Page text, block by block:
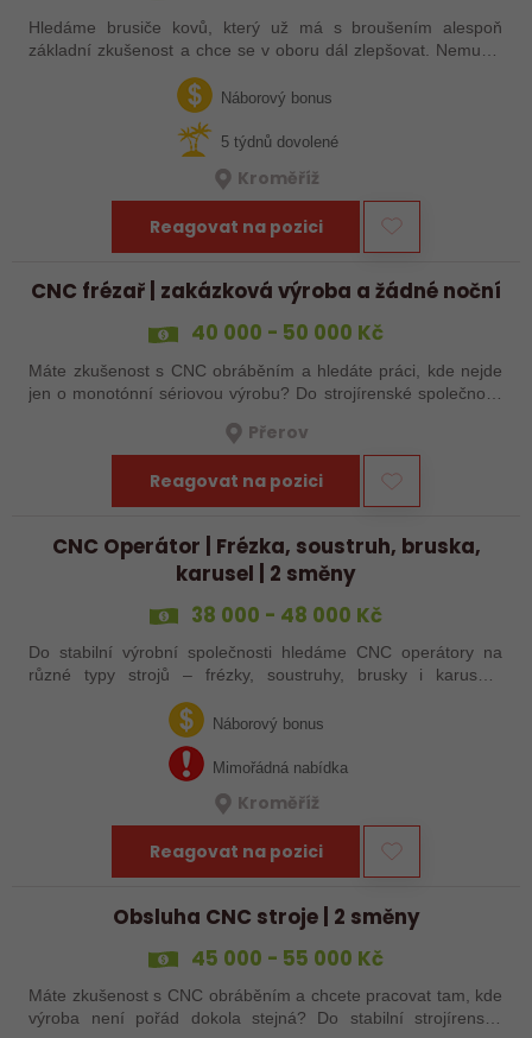
Hledáme brusiče kovů, který už má s broušením alespoň
základní zkušenost a chce se v oboru dál zlepšovat. Nemusíš
abys už někdy pracoval…Náborový bonus
5 týdnů dovolené
Kroměříž
Reagovat na pozici
CNC frézař | zakázková výroba a žádné noční
40 000 - 50 000 Kč
Máte zkušenost s CNC obráběním a hledáte práci, kde nejde
jen o monotónní sériovou výrobu? Do strojírenské společnosti
Přerov
Reagovat na pozici
CNC Operátor | Frézka, soustruh, bruska,
karusel | 2 směny
38 000 - 48 000 Kč
Do stabilní výrobní společnosti hledáme CNC operátory na
různé typy strojů – frézky, soustruhy, brusky i karusely.
Uplatnění u nás najdou zkušení obráběči i absolventi
technických oborů, kteří se…Náborový bonus
Mimořádná nabídka
Kroměříž
Reagovat na pozici
Obsluha CNC stroje | 2 směny
45 000 - 55 000 Kč
Máte zkušenost s CNC obráběním a chcete pracovat tam, kde
výroba není pořád dokola stejná? Do stabilní strojírenské